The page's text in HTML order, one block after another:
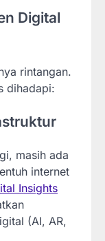
Digital
rintangan.
dihadapi:
masih ada
internet
Insights
(AI, AR,